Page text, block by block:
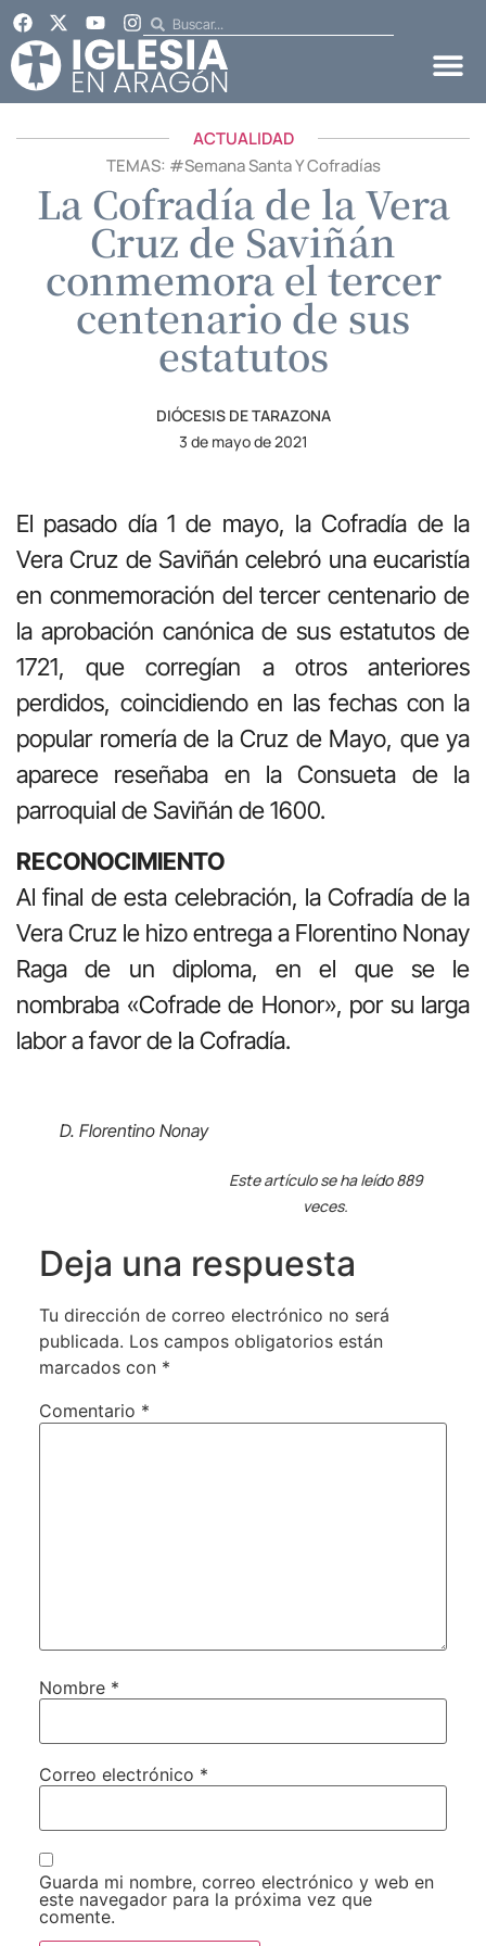
ACTUALIDAD
TEMAS: #Semana Santa Y Cofradías
La Cofradía de la Vera
Cruz de Saviñán
conmemora el tercer
centenario de sus
estatutos
DIÓCESIS DE TARAZONA
3 de mayo de 2021
El pasado día 1 de mayo, la Cofradía de la
Vera Cruz de Saviñán celebró una eucaristía
en conmemoración del tercer centenario de
la aprobación canónica de sus estatutos de
1721, que corregían a otros anteriores
perdidos, coincidiendo en las fechas con la
popular romería de la Cruz de Mayo, que ya
aparece reseñaba en la Consueta de la
parroquial de Saviñán de 1600.
RECONOCIMIENTO
Al final de esta celebración, la Cofradía de la
Vera Cruz le hizo entrega a Florentino Nonay
Raga de un diploma, en el que se le
nombraba «Cofrade de Honor», por su larga
labor a favor de la Cofradía.
D. Florentino Nonay
Este artículo se ha leído 889
veces.
Deja una respuesta
Tu dirección de correo electrónico no será
publicada. Los campos obligatorios están
marcados con *
Comentario *
Nombre *
Correo electrónico *
Guarda mi nombre, correo electrónico y web en
este navegador para la próxima vez que
comente.